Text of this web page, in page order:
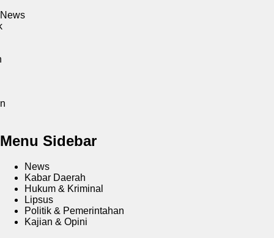
News
Juara Piala Presiden 2026, Euforia Ratusan Bonek
Berlangsung Aman dan Kondusif
RSUD Arifin Achmad Berujung Keributan, Polisi Turun
Menu Sidebar
News
Kabar Daerah
Hukum & Kriminal
Lipsus
Politik & Pemerintahan
Kajian & Opini